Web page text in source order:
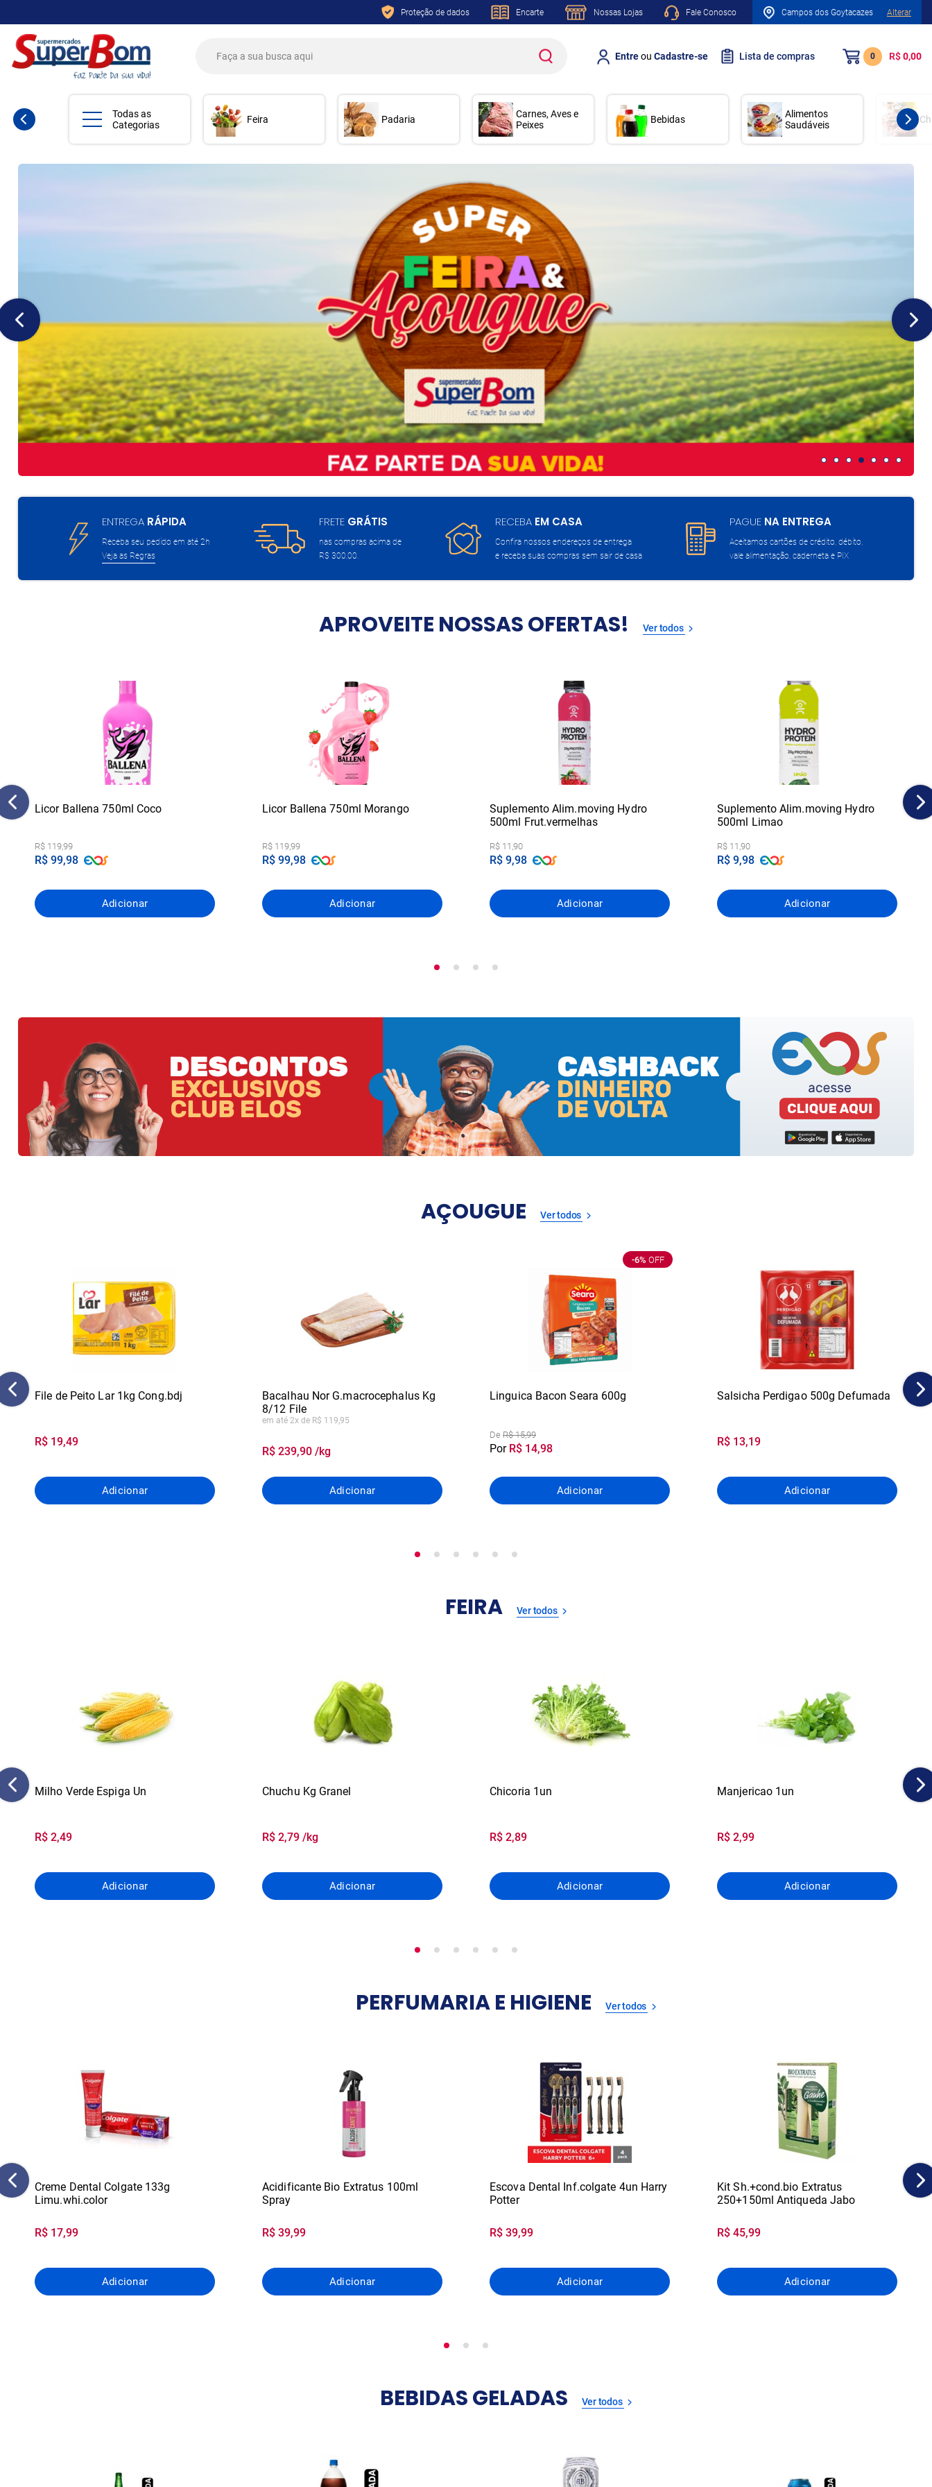
Proteção de dados Encarte Nossas Lojas Fale Conosco Campos dos Goytacazes Alterar
Entreou Cadastre-se Lista de compras R$0,00
0
Todas as
Categorias
Feira Padaria
Carnes, Aves e
Peixes
Bebidas
Alimentos
Saudáveis
ENTREGA RÁPIDA
Receba seu pedido em até 2h
Veja as Regras
FRETE GRÁTIS
nas compras acima de
R$ 300,00.
RECEBA EM CASA
Confira nossos endereços de entrega
e receba suas compras sem sair de casa
PAGUE NA ENTREGA
Aceitamos cartões de crédito, débito,
vale alimentação, caderneta e PIX
APROVEITE NOSSAS OFERTAS! Ver todos
Licor Ballena 750ml Coco
R$ 119,99
R$ 99,98
Adicionar
Licor Ballena 750ml Morango
R$ 119,99
R$ 99,98
Adicionar
Suplemento Alim.moving Hydro
500ml Frut.vermelhas
R$ 11,90
R$ 9,98
Adicionar
Suplemento Alim.moving Hydro
500ml Limao
R$ 11,90
R$ 9,98
Adicionar
AÇOUGUE Ver todos
File de Peito Lar 1kg Cong.bdj
R$ 19,49
Adicionar
Bacalhau Nor G.macrocephalus Kg
8/12 File
em até 2x de R$ 119,95
R$ 239,90 /kg
Adicionar
-6% OFF
Linguica Bacon Seara 600g
De R$ 15,99
Por R$ 14,98
Adicionar
Salsicha Perdigao 500g Defumada
R$ 13,19
Adicionar
FEIRA Ver todos
Milho Verde Espiga Un
R$ 2,49
Adicionar
Chuchu Kg Granel
R$ 2,79 /kg
Adicionar
Chicoria 1un
R$ 2,89
Adicionar
Manjericao 1un
R$ 2,99
Adicionar
PERFUMARIA E HIGIENE Ver todos
Creme Dental Colgate 133g
Limu.whi.color
R$ 17,99
Adicionar
Acidificante Bio Extratus 100ml
Spray
R$ 39,99
Adicionar
Escova Dental Inf.colgate 4un Harry
Potter
R$ 39,99
Adicionar
Kit Sh.+cond.bio Extratus
250+150ml Antiqueda Jabo
R$ 45,99
Adicionar
BEBIDAS GELADAS Ver todos